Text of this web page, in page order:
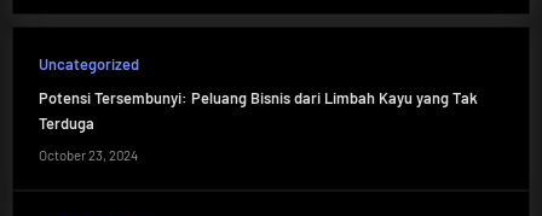
Uncategorized
Potensi Tersembunyi: Peluang Bisnis dari Limbah Kayu yang Tak
Terduga
October 23, 2024